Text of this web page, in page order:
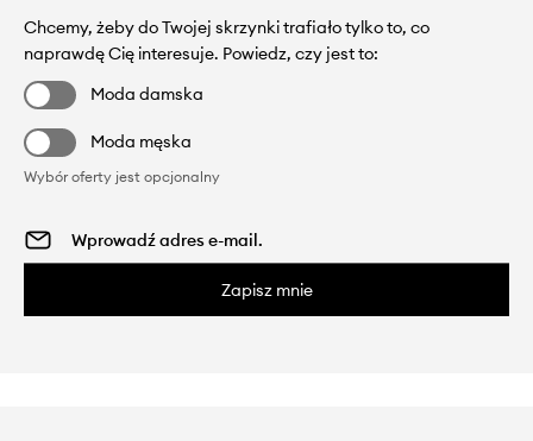
Chcemy, żeby do Twojej skrzynki trafiało tylko to, co
naprawdę Cię interesuje. Powiedz, czy jest to:
Moda damska
Moda męska
Wybór oferty jest opcjonalny
Zapisz mnie